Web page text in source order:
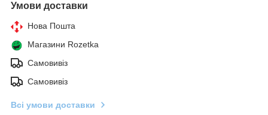
Умови доставки
Нова Пошта
Магазини Rozetka
Самовивіз
Самовивіз
Всі умови доставки